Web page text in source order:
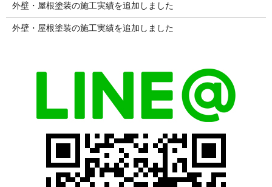
外壁・屋根塗装の施工実績を追加しました
外壁・屋根塗装の施工実績を追加しました